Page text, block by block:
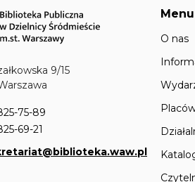
9/15
75-89
69-21
Menu
O nas